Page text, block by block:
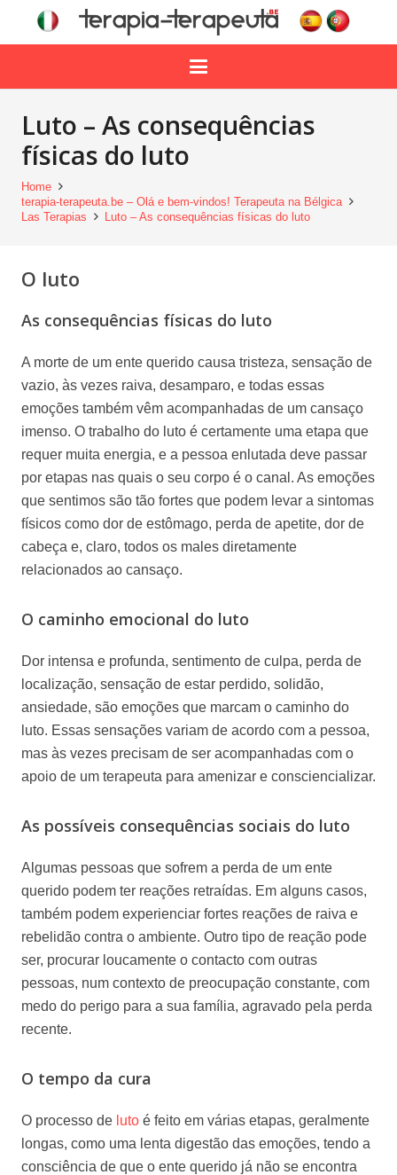
Luto – As consequências
físicas do luto
Home
terapia-terapeuta.be – Olá e bem-vindos! Terapeuta na Bélgica
Las Terapias
Luto – As consequências físicas do luto
O luto
As consequências físicas do luto
A morte de um ente querido causa tristeza, sensação de
vazio, às vezes raiva, desamparo, e todas essas
emoções também vêm acompanhadas de um cansaço
imenso. O trabalho do luto é certamente uma etapa que
requer muita energia, e a pessoa enlutada deve passar
por etapas nas quais o seu corpo é o canal. As emoções
que sentimos são tão fortes que podem levar a sintomas
físicos como dor de estômago, perda de apetite, dor de
cabeça e, claro, todos os males diretamente
relacionados ao cansaço.
O caminho emocional do luto
Dor intensa e profunda, sentimento de culpa, perda de
localização, sensação de estar perdido, solidão,
ansiedade, são emoções que marcam o caminho do
luto. Essas sensações variam de acordo com a pessoa,
mas às vezes precisam de ser acompanhadas com o
apoio de um terapeuta para amenizar e consciencializar.
As possíveis consequências sociais do luto
Algumas pessoas que sofrem a perda de um ente
querido podem ter reações retraídas. Em alguns casos,
também podem experienciar fortes reações de raiva e
rebelidão contra o ambiente. Outro tipo de reação pode
ser, procurar loucamente o contacto com outras
pessoas, num contexto de preocupação constante, com
medo do perigo para a sua família, agravado pela perda
recente.
O tempo da cura
O processo de luto é feito em várias etapas, geralmente
longas, como uma lenta digestão das emoções, tendo a
consciência de que o ente querido já não se encontra